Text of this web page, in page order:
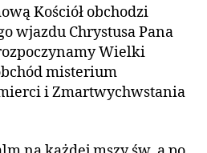
Kościół obchodzi
wjazdu Chrystusa Pana
Wielki
misterium
i Zmartwychwstania